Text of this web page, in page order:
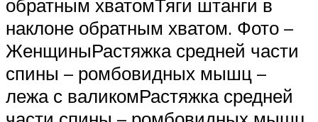
обратным хватомТяги штанги в
наклоне обратным хватом. Фото –
ЖенщиныРастяжка средней части
спины – ромбовидных мышц –
лежа с валикомРастяжка средней